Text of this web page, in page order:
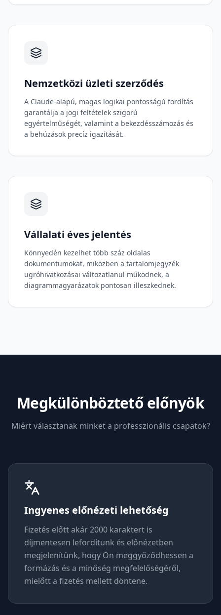
Nemzetközi üzleti szerződés
A Claude-alapú, magas logikai pontosságú fordítás
garantálja a jogi feltételek szigorú
egyértelműségét, valamint a bekezdésszámozás és
a behúzások precíz igazítását.
Vállalati éves jelentés
Könnyedén kezelhet több száz oldalas
dokumentumokat, miközben a tartalomjegyzék
ugróhivatkozásai változatlanul működnek, a
diagrammagyarázatok pontosan illeszkednek.
Megkülönböztető előnyök
Miért választanak minket a professzionális csapatok?
Ingyenes előnézeti lehetőség
Fizetés előtt akár 2000 karaktert is
díjmentesen lefordítunk és előnézetben
megjelenítünk, hogy Ön meggyőződhessen a
formázás és a minőség megfelelőségéről,
mielőtt a fizetés mellett döntene.